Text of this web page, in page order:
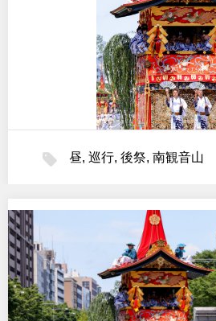
昼, 巡行, 後祭, 南観音山